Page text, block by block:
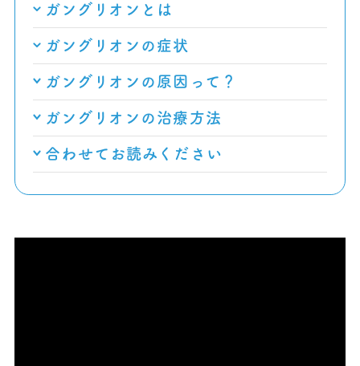
ガングリオンとは
ガングリオンの症状
ガングリオンの原因って？
ガングリオンの治療方法
合わせてお読みください